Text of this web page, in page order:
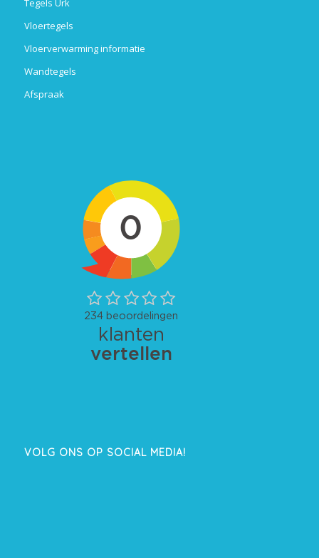
Tegels Urk
Vloertegels
Vloerverwarming informatie
Wandtegels
Afspraak
VOLG ONS OP SOCIAL MEDIA!